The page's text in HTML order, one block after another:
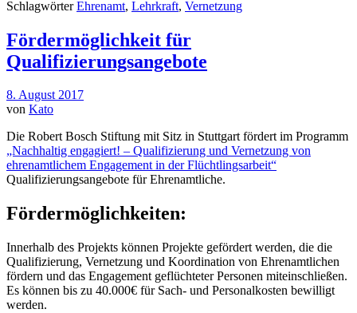
SchlagwörterEhrenamt, Lehrkraft, Vernetzung
Fördermöglichkeit für
Qualifizierungsangebote
8. August 2017
von Kato
Die Robert Bosch Stiftung mit Sitz in Stuttgart fördert im Programm
„Nachhaltig engagiert! – Qualifizierung und Vernetzung von
ehrenamtlichem Engagement in der Flüchtlingsarbeit“
Qualifizierungsangebote für Ehrenamtliche.
Fördermöglichkeiten:
Innerhalb des Projekts können Projekte gefördert werden, die die
Qualifizierung, Vernetzung und Koordination von Ehrenamtlichen
fördern und das Engagement geflüchteter Personen miteinschließen.
Es können bis zu 40.000€ für Sach- und Personalkosten bewilligt
werden.